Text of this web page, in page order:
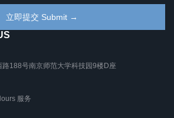
188号南京师范大学科技园9楼D座
服务